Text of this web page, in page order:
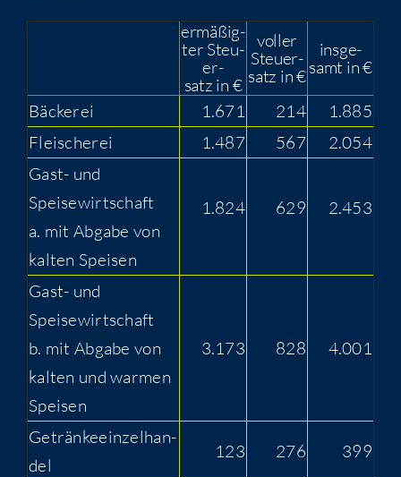
ermä­ßig­
ter Steu­
er­
satz in €
vol­ler
Steu­er­
satz in €
ins­ge­
samt in €
Bäcke­rei 1.671 214
1.885
Flei­sche­rei
1.487 567
2.054
Gast- und
Speisewirtschaft
a. mit Abga­be von
kal­ten Speisen
1.824 629 2.453
Gast- und
Speisewirtschaft
b. mit Abga­be von
kal­ten und war­men
Speisen
3.173 828 4.001
Geträn­ke­ein­zel­han­
del
123 276 399